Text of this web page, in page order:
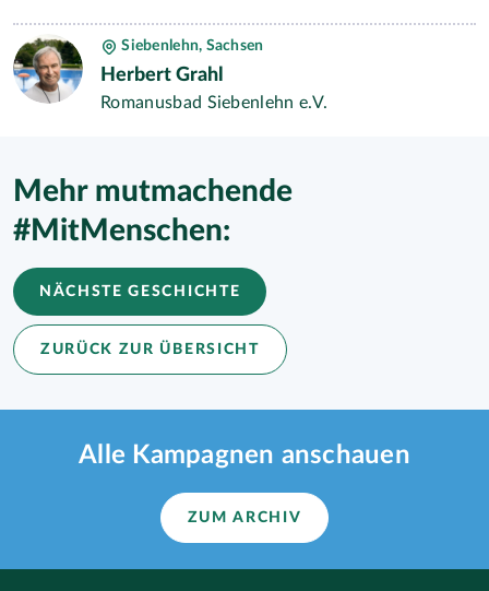
Siebenlehn, Sachsen
Herbert Grahl
Romanusbad Siebenlehn e.V.
Mehr mutmachende
#MitMenschen:
NÄCHSTE GESCHICHTE
ZURÜCK ZUR ÜBERSICHT
Alle Kampagnen anschauen
ZUM ARCHIV